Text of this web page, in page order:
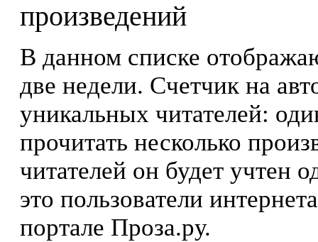
произведений
В данном списке
две недели. Счетчик на
уникальных читателей:
прочитать несколько
читателей он будет учтен
это пользователи
портале Проза.ру.